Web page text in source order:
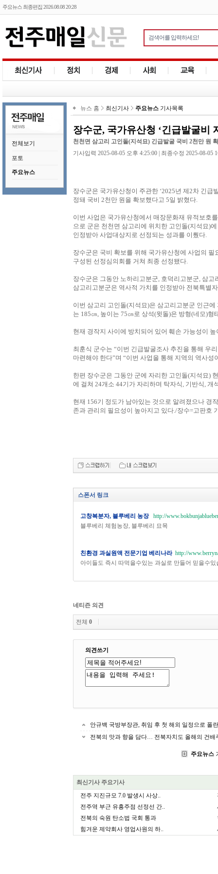
주요뉴스 최종편집 2026.08.08 20:28
전체보기
포토
주요뉴스
뉴스 홈 최신기사 주요뉴스 기사목록
장수군, 국가유산청 ‘긴급발굴비
천천면 삼고리 고인돌(지석묘) 긴급발굴 국비 2천만 원
기사입력 2025-08-05 오후 4:25:00 | 최종수정 2025-08-05
장수군은 국가유산청이 주관한 ‘2025년 제2차 긴
정돼 국비 2천만 원을 확보했다고 5일 밝혔다.
이번 사업은 국가유산청에서 매장문화재 유적보호
으로 군은 천천면 삼고리에 위치한 고인돌(지석묘)
인정받아 사업대상지로 선정되는 성과를 이뤘다.
장수군은 국비 확보를 위해 국가유산청에 사업의
구성된 선정심의회를 거쳐 최종 선정됐다.
장수군은 그동안 노하리고분군, 호덕리고분군, 삼
삼고리고분군은 역사적 가치를 인정받아 전북특별
이번 삼고리 고인돌(지석묘)은 삼고리고분군 인근
는 185㎝, 높이는 75㎝로 상석(윗돌)은 방형(네모)
현재 경작지 사이에 방치되어 있어 훼손 가능성이
최훈식 군수는 “이번 긴급발굴조사 추진을 통해 우
마련해야 한다”며 “이번 사업을 통해 지역의 역사성
한편 장수군은 그동안 군에 자리한 고인돌(지석묘)
에 걸쳐 24개소 44기가 자리하며 탁자식, 기반식,
현재 156기 정도가 남아있는 것으로 알려졌으나 경
존과 관리의 필요성이 높아지고 있다./장수=고판호
스폰서 링크
고창복분자, 블루베리 농장 http://
블루베리 체험농장, 블루베리 묘목
친환경 과실원액 전문기업 베리나라 http://
아이들도 즉시 따먹을수있는 과실로 만들어 믿을수있
네티즌 의견
전체 0
의견쓰기
안규백 국방부장관, 취임 후 첫 해외 일정으로 폴
전북의 맛과 향을 담다… 전북자치도 올해의 건배
주요뉴스
최신기사 주요기사
전주 지진규모 7.0 발생시 사상..
전주역 부근 유흥주점 선정선 간..
전북의 숙원 탄소법 국회 통과
힘겨운 제약회사 영업사원의 하..